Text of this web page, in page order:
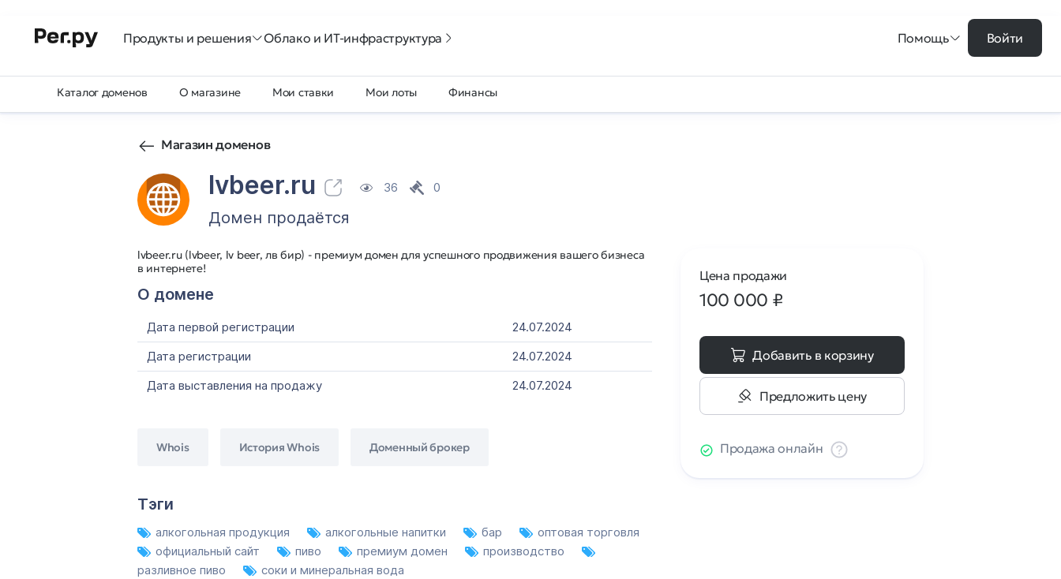
Продукты и решения Облако и ИТ-инфраструктура Помощь Войти
Каталог доменов О магазине Мои ставки Мои лоты Финансы
Магазин доменов
lvbeer.ru 36 0
Домен продаётся
lvbeer.ru (lvbeer, lv beer, лв бир) - премиум домен для успешного продвижения вашего бизнеса
в интернете!
О домене
Дата первой регистрации
24.07.2024
Дата регистрации
24.07.2024
Дата выставления на продажу
24.07.2024
Whois История Whois Доменный брокер
Тэги
алкогольная продукция алкогольные напитки бар
оптовая торговля
официальный сайт
пиво премиум домен
производство
разливное пиво
соки и минеральная вода
Цена продажи
100 000 ₽
Добавить в корзину
Предложить цену
Продажа онлайн